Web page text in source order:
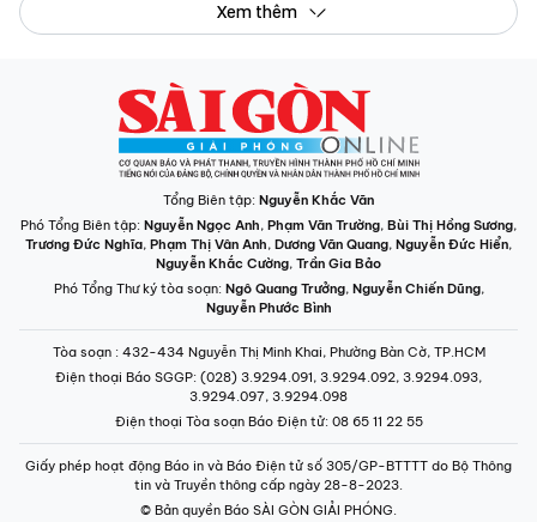
Xem thêm
Tổng Biên tập: Nguyễn Khắc Văn
Phó Tổng Biên tập: Nguyễn Ngọc Anh, Phạm Văn Trường, Bùi Thị Hồng Sương,
Trương Đức Nghĩa, Phạm Thị Vân Anh, Dương Văn Quang, Nguyễn Đức Hiển,
Nguyễn Khắc Cường, Trần Gia Bảo
Phó Tổng Thư ký tòa soạn: Ngô Quang Trưởng, Nguyễn Chiến Dũng,
Nguyễn Phước Bình
Tòa soạn : 432-434 Nguyễn Thị Minh Khai, Phường Bàn Cờ, TP.HCM
Điện thoại Báo SGGP: (028) 3.9294.091, 3.9294.092, 3.9294.093,
3.9294.097, 3.9294.098
Điện thoại Tòa soạn Báo Điện tử: 08 65 11 22 55
Giấy phép hoạt động Báo in và Báo Điện tử số 305/GP-BTTTT do Bộ Thông
tin và Truyền thông cấp ngày 28-8-2023.
© Bản quyền Báo SÀI GÒN GIẢI PHÓNG.